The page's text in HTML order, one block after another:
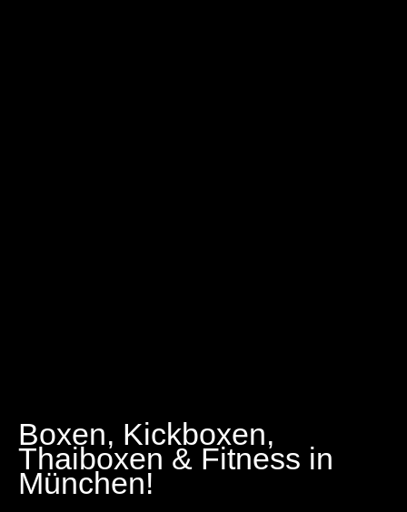
Boxen, Kickboxen,
Thaiboxen & Fitness in
München!